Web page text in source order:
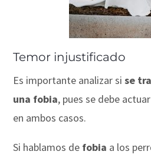
Temor injustificado
Es importante analizar sise
una fobia, pues se debe
en ambos casos.
Si hablamos de fobia a los